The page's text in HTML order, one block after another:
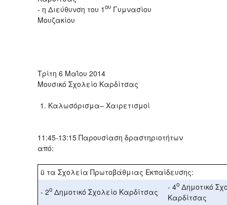
- η Διεύθυνση του 1ου Γυμνασίου
Μουζακίου
Τρίτη 6 Μαΐου 2014
Μουσικό Σχολείο Καρδίτσας
Καλωσόρισμα– Χαιρετισμοί
11:45-13:15 Παρουσίαση δραστηριοτήτων
από:
ü τα Σχολεία Πρωτοβάθμιας Εκπαίδευσης:
- 2ο Δημοτικό Σχολείο Καρδίτσας - 4ο Δημοτικό
Καρδίτσας